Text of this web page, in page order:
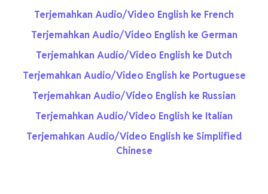
Terjemahkan Audio/Video English ke French
Terjemahkan Audio/Video English ke German
Terjemahkan Audio/Video English ke Dutch
Terjemahkan Audio/Video English ke Portuguese
Terjemahkan Audio/Video English ke Russian
Terjemahkan Audio/Video English ke Italian
Terjemahkan Audio/Video English ke Simplified
Chinese